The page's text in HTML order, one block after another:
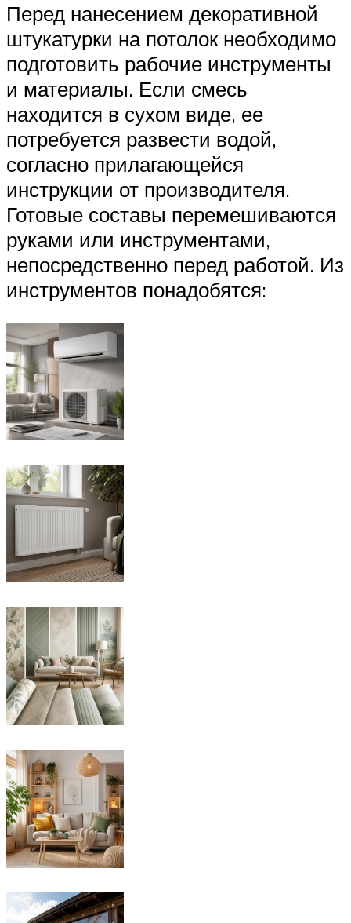
Перед нанесением декоративной
штукатурки на потолок необходимо
подготовить рабочие инструменты
и материалы. Если смесь
находится в сухом виде, ее
потребуется развести водой,
согласно прилагающейся
инструкции от производителя.
Готовые составы перемешиваются
руками или инструментами,
непосредственно перед работой. Из
инструментов понадобятся: